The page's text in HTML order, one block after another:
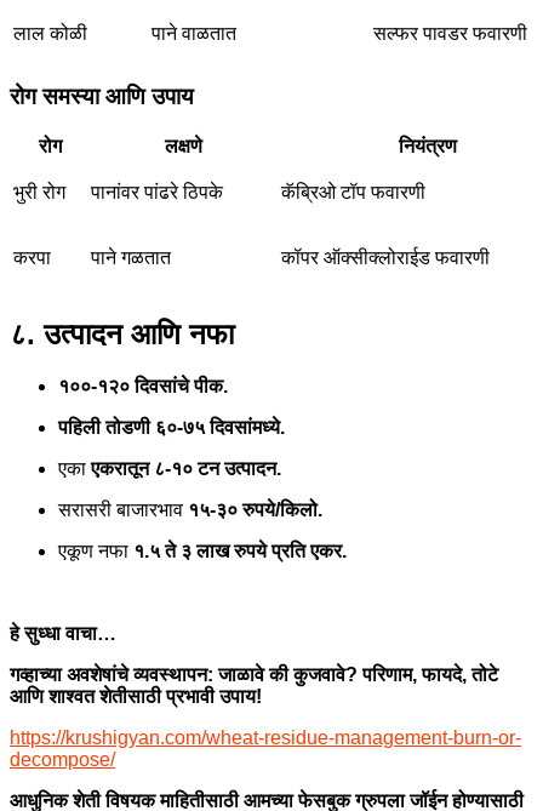
लाल कोळी पाने वाळतात सल्फर पावडर फवारणी
रोग समस्या आणि उपाय
रोग लक्षणे नियंत्रण
भुरी रोग पानांवर पांढरे ठिपके कॅब्रिओ टॉप फवारणी
करपा पाने गळतात कॉपर ऑक्सीक्लोराईड फवारणी
८. उत्पादन आणि नफा
१००-१२० दिवसांचे पीक.
पहिली तोडणी ६०-७५ दिवसांमध्ये.
एकाएकरातून ८-१० टन उत्पादन.
सरासरी बाजारभाव १५-३० रुपये/किलो.
एकूण नफा १.५ ते ३ लाख रुपये प्रति एकर.
हे सुध्धा वाचा…
गव्हाच्या अवशेषांचे व्यवस्थापन: जाळावे की कुजवावे? परिणाम, फायदे, तोटे
आणि शाश्वत शेतीसाठी प्रभावी उपाय!
https://krushigyan.com/wheat-residue-management-burn-or-
decompose/
आधुनिक शेती विषयक माहितीसाठी आमच्या फेसबुक ग्रुपला जॉईन होण्यासाठी